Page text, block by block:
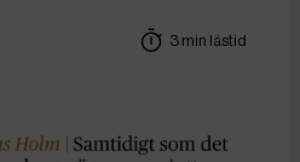
3 min lästid